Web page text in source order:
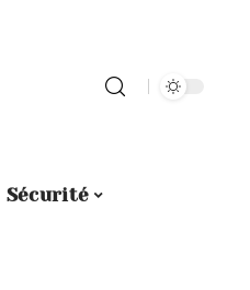
Sécurité